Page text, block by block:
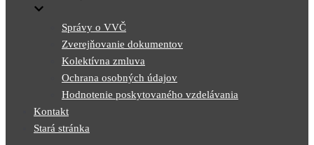
Správy o VVČ
Zverejňovanie dokumentov
Kolektívna zmluva
Ochrana osobných údajov
Hodnotenie poskytovaného vzdelávania
Kontakt
Stará stránka